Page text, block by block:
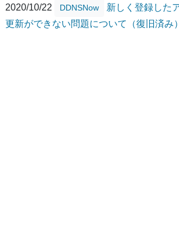
2020/10/22
DDNSNow
新しく登録した
更新ができない問題について（復旧済み）